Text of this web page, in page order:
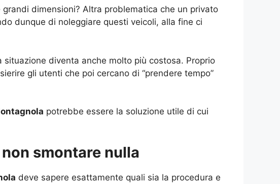
dimensioni? Altra problematica che un privato
dunque di noleggiare questi veicoli, alla fine ci
diventa anche molto più costosa. Proprio
gli utenti che poi cercano di “prendere tempo”
potrebbe essere la soluzione utile di cui
smontare nulla
deve sapere esattamente quali sia la procedura e